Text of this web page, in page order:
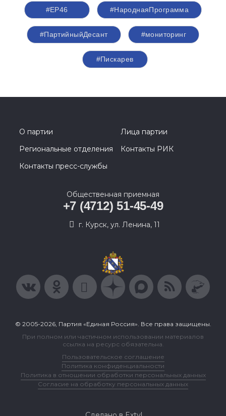
#ЕР46 #НароднаяПрограмма
#ПартийныйДесант #мониторинг
#Пискарев
О партии
Лица партии
Региональные отделения
Контакты РИК
Контакты пресс-службы
Общественная приемная
+7 (4712) 51-45-49
г. Курск, ул. Ленина, 11
© 2005-2026, Партия «Единая Россия». Все права защищены.
При полном или частичном использовании материалов
ссылка на ресурс обязательна.
Пользовательское соглашение
Политика конфиденциальности
Политика в отношении обработки персональных данных
Согласие на обработку персональных данных